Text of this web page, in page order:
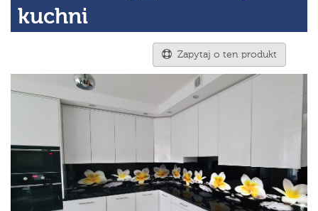
kuchni
Zapytaj o ten produkt